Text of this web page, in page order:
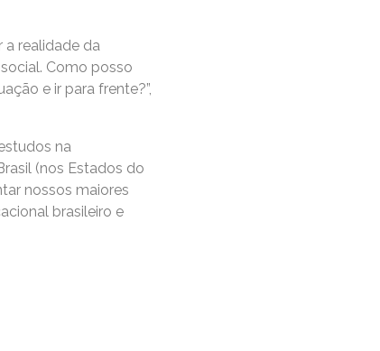
a realidade da
Como posso
e ir para frente?”,
na
(nos Estados do
nossos maiores
brasileiro e